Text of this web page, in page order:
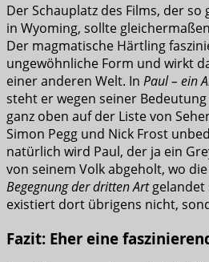
Der Schauplatz des Films, der so
in Wyoming, sollte
Der magmatische Härtling
ungewöhnliche Form und wirkt
einer anderen Welt. In Paul – ein
steht er wegen seiner
ganz oben auf der Liste von
Simon Pegg und Nick Frost
natürlich wird Paul, der ja ein
von seinem Volk abgeholt, wo
Begegnung der dritten Artgelandet
existiert dort übrigens nicht,
Fazit: Eher eine